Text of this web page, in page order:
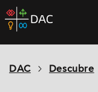
Skip
to
home
DAC Descubre